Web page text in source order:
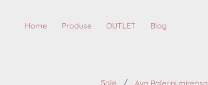
Home Produse OUTLET Blog
Sale Ava Balerini